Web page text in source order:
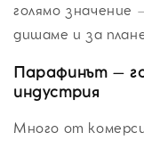
голямо значение
дишаме и за
Парафинът –
индустрия
Много от